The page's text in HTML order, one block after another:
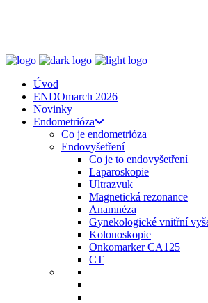
Úvod
ENDOmarch 2026
Novinky
Endometrióza
Co je endometrióza
Endovyšetření
Co je to endovyšetření
Laparoskopie
Ultrazvuk
Magnetická rezonance
Anamnéza
Gynekologické vnitřní
Kolonoskopie
Onkomarker CA125
CT